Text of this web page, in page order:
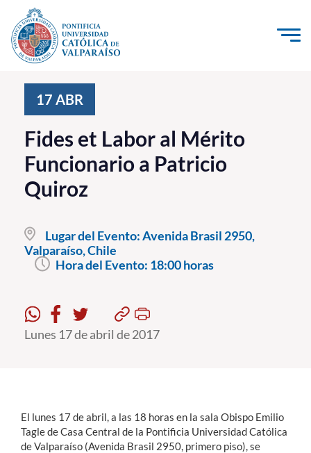
Click acá para ir directamente al contenido
Investigación, Creación e Innovación
PUCV Internacional
Vinculación con el Medio
Pregrado
Postgrado
Formación Continua
Alumni
17 ABR
Fides et Labor al Mérito
Funcionario a Patricio
Quiroz
Lugar del Evento:Avenida Brasil 2950,
Valparaíso, Chile
Hora del Evento: 18:00 horas
Lunes 17 de abril de 2017
El lunes 17 de abril, a las 18 horas en la sala Obispo Emilio
Tagle de Casa Central de la Pontificia Universidad Católica
de Valparaíso (Avenida Brasil 2950, primero piso), se